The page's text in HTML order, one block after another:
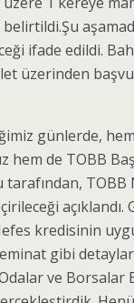
ifade edildi.
üzerinden
günlerde, hem
hem de TOBB
tarafından, TOBB
açıklandı.
kredisinin
gibi
ve Borsalar